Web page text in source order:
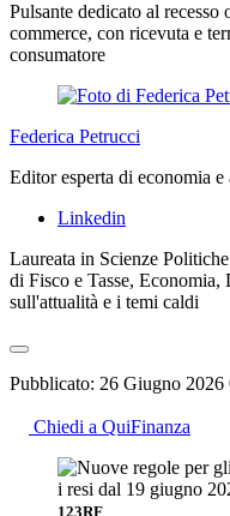
Pulsante dedicato al
commerce, con ricevuta e
consumatore
Federica Petrucci
Editor esperta di economia e
Linkedin
Laureata in Scienze
di Fisco e Tasse,
sull'attualità e i temi caldi
Pubblicato: 26 Giugno 2026
Chiedi a QuiFinanza
123RF